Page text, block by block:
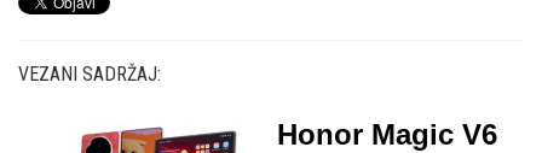
VEZANI SADRŽAJ:
Honor Magic V6